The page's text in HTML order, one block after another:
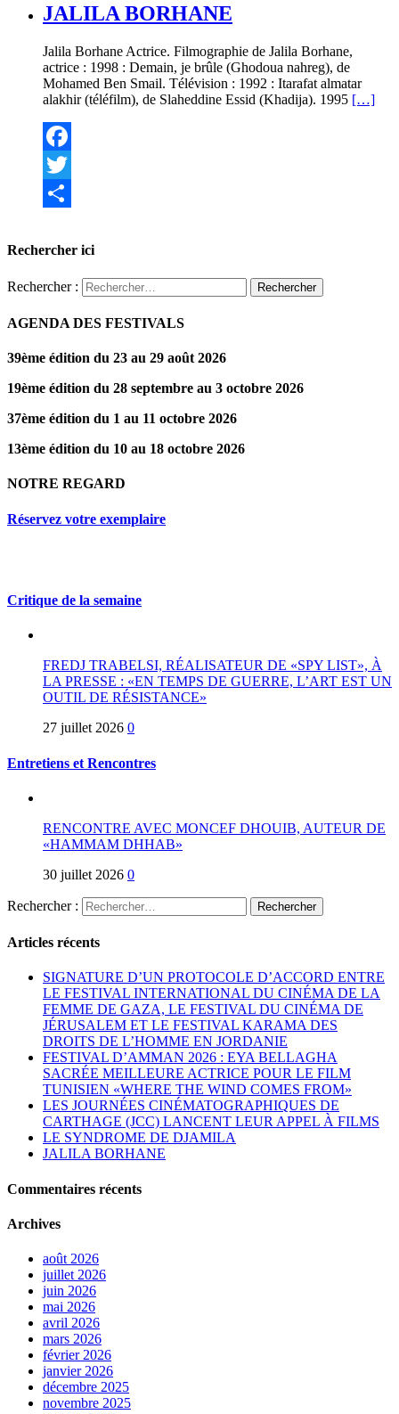
JALILA BORHANE
Jalila Borhane Actrice. Filmographie de Jalila Borhane,
actrice : 1998 : Demain, je brûle (Ghodoua nahreg), de
Mohamed Ben Smail. Télévision : 1992 : Itarafat almatar
alakhir (téléfilm), de Slaheddine Essid (Khadija). 1995 […]
Facebook
Twitter
Rechercher ici
Rechercher :
AGENDA DES FESTIVALS
39ème édition du 23 au 29 août 2026
19ème édition du 28 septembre au 3 octobre 2026
37ème édition du 1 au 11 octobre 2026
13ème édition du 10 au 18 octobre 2026
NOTRE REGARD
Réservez votre exemplaire
Critique de la semaine
FREDJ TRABELSI, RÉALISATEUR DE «SPY LIST», À
LA PRESSE : «EN TEMPS DE GUERRE, L’ART EST UN
OUTIL DE RÉSISTANCE»
27 juillet 2026 0
Entretiens et Rencontres
RENCONTRE AVEC MONCEF DHOUIB, AUTEUR DE
«HAMMAM DHHAB»
30 juillet 2026 0
Rechercher :
Articles récents
SIGNATURE D’UN PROTOCOLE D’ACCORD ENTRE
LE FESTIVAL INTERNATIONAL DU CINÉMA DE LA
FEMME DE GAZA, LE FESTIVAL DU CINÉMA DE
JÉRUSALEM ET LE FESTIVAL KARAMA DES
DROITS DE L’HOMME EN JORDANIE
FESTIVAL D’AMMAN 2026 : EYA BELLAGHA
SACRÉE MEILLEURE ACTRICE POUR LE FILM
TUNISIEN «WHERE THE WIND COMES FROM»
LES JOURNÉES CINÉMATOGRAPHIQUES DE
CARTHAGE (JCC) LANCENT LEUR APPEL À FILMS
LE SYNDROME DE DJAMILA
JALILA BORHANE
Commentaires récents
Archives
août 2026
juillet 2026
juin 2026
mai 2026
avril 2026
mars 2026
février 2026
janvier 2026
décembre 2025
novembre 2025